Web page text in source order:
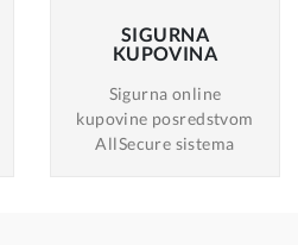
SIGURNA
KUPOVINA
Sigurna online
kupovine posredstvom
AllSecure sistema